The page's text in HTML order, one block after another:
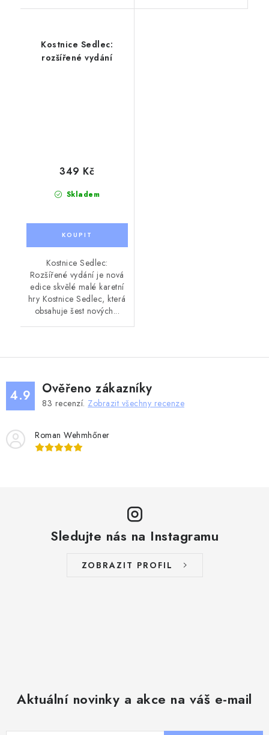
Kostnice Sedlec:
rozšířené vydání
Skladem
349 Kč
Kostnice Sedlec:
Rozšířené vydání je nová
edice skvělé malé karetní
hry Kostnice Sedlec, která
obsahuje šest nových...
4.9 Ověřeno zákazníky
83 recenzí. Zobrazit všechny recenze
Roman Wehmhőner
Sledujte nás na Instagramu
ZOBRAZIT PROFIL
Aktuální novinky a akce na váš e-mail